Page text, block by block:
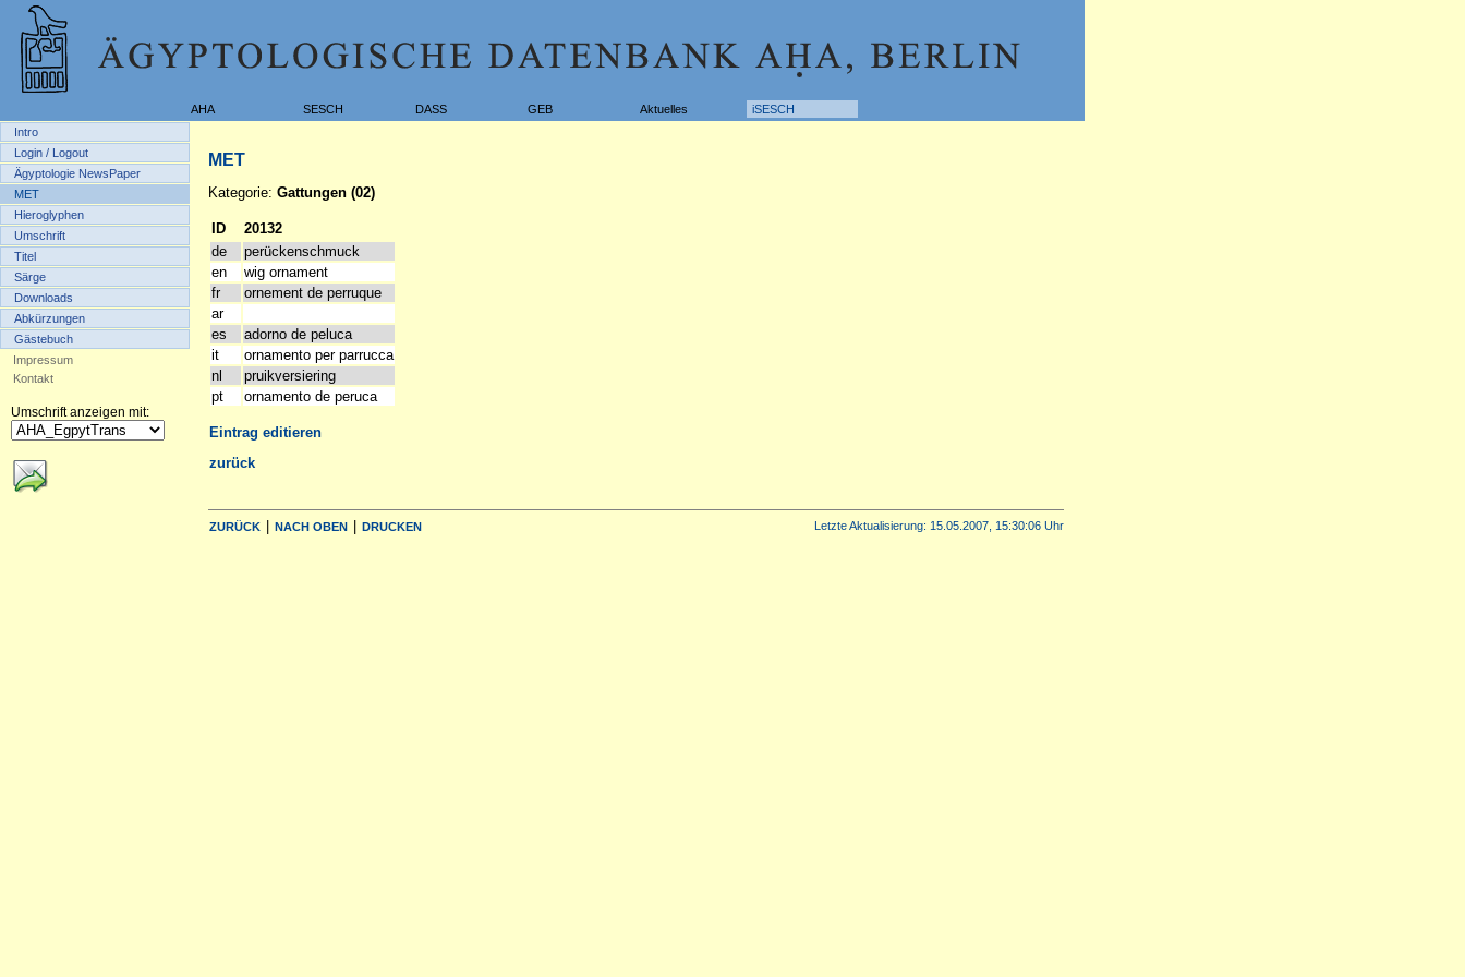
AHA SESCH DASS GEB Aktuelles
iSESCH
Intro
Login / Logout
Ägyptologie NewsPaper
MET
Hieroglyphen
Umschrift
Titel
Särge
Downloads
Abkürzungen
Gästebuch
Impressum
Kontakt
Umschrift anzeigen mit:
MET
Kategorie: Gattungen (02)
ID
20132
de
perückenschmuck
en
wig ornament
fr
ornement de perruque
ar
es
adorno de peluca
it
ornamento per parrucca
nl
pruikversiering
pt
ornamento de peruca
Eintrag editieren
zurück
ZURÜCK | NACH OBEN | DRUCKEN Letzte Aktualisierung: 15.05.2007, 15:30:06 Uhr